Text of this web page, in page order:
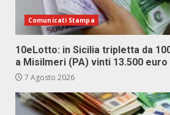
Comunicati Stampa
10eLotto: in Sicilia tripletta da
a Misilmeri (PA) vinti 13.500 euro
7 Agosto 2026